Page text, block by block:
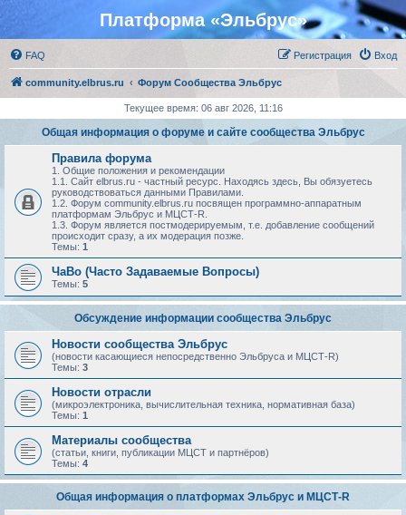
Платформа «Эльбрус»
FAQ Вход
Регистрация
community.elbrus.ru Форум Сообщества Эльбрус
Текущее время: 06 авг 2026, 11:16
Общая информация о форуме и сайте сообщества Эльбрус
Правила форума
1. Общие положения и рекомендации
1.1. Сайт elbrus.ru - частный ресурс. Находясь здесь, Вы обязуетесь
руководствоваться данными Правилами.
1.2. Форум community.elbrus.ru посвящен программно-аппаратным
платформам Эльбрус и МЦСТ-R.
1.3. Форум является постмодерируемым, т.е. добавление сообщений
происходит сразу, а их модерация позже.
Темы: 1
ЧаВо (Часто Задаваемые Вопросы)
Темы: 5
Обсуждение информации сообщества Эльбрус
Новости сообщества Эльбрус
(новости касающиеся непосредственно Эльбруса и МЦСТ-R)
Темы: 3
Новости отрасли
(микроэлектроника, вычислительная техника, нормативная база)
Темы: 1
Материалы сообщества
(статьи, книги, публикации МЦСТ и партнёров)
Темы: 4
Общая информация о платформах Эльбрус и МЦСТ-R